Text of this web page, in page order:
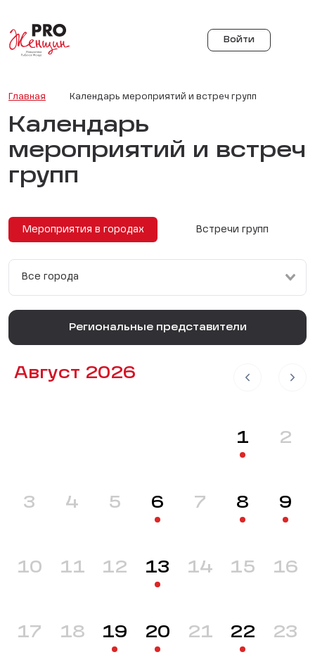
Войти
Главная Календарь мероприятий и встреч групп
Календарь
мероприятий и встреч
групп
Мероприятия в городах Встречи групп
Все города
Региональные представители
Август 2026
1 2
3 4 5 6 7 8 9
10 11 12 13 14 15 16
17 18 19 20 21 22 23